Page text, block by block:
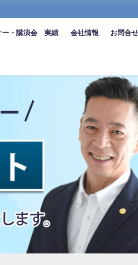
ー・講演会 実績 会社情報 お問合